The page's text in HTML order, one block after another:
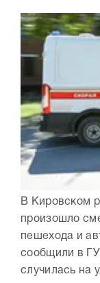
В Кировском
произошло
пешехода и
сообщили в
случилась на